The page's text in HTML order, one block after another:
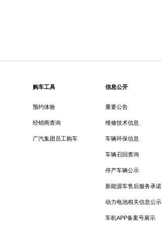
购车工具
预约体验
经销商查询
广汽集团员工购车
信息公开
重要公告
维修技术信息
车辆环保信息
车辆召回查询
停产车辆公示
新能源车售后服务承诺
动力电池相关信息公示
车机APP备案号展示